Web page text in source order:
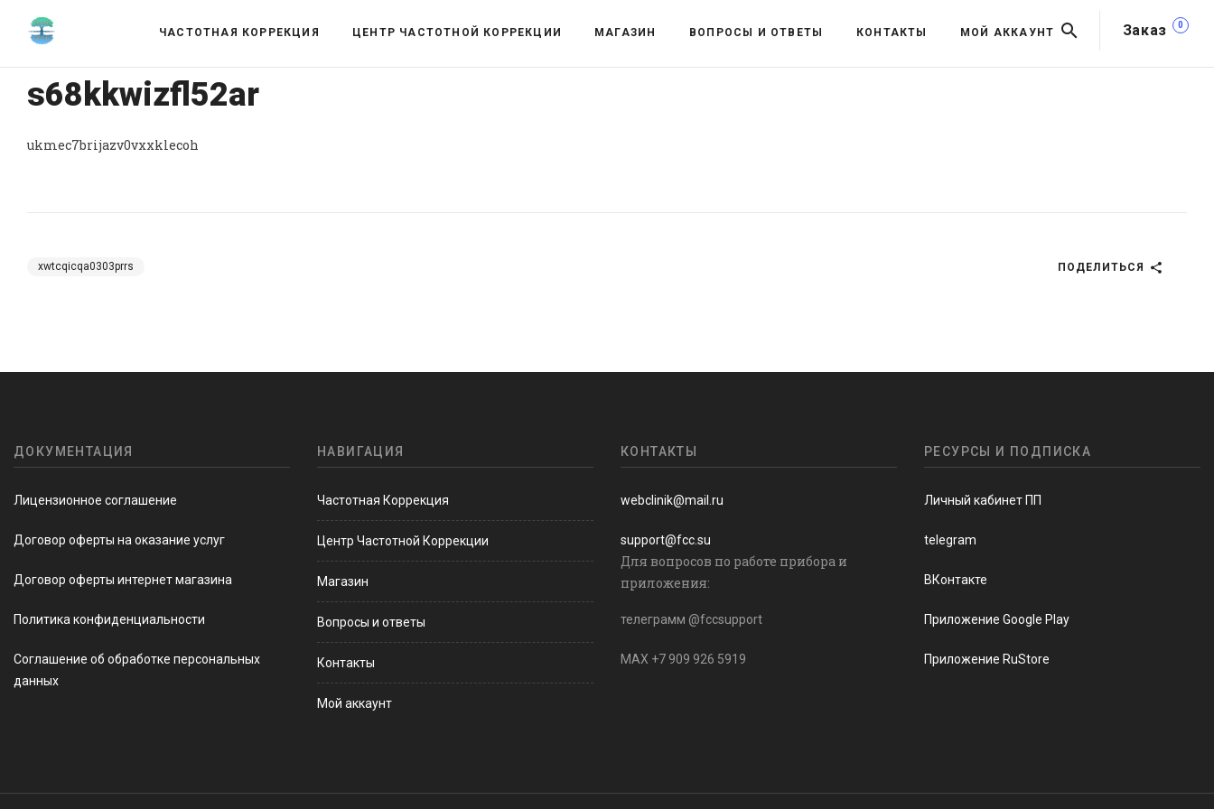
Заказ 0
ЧАСТОТНАЯ КОРРЕКЦИЯ ЦЕНТР ЧАСТОТНОЙ КОРРЕКЦИИ МАГАЗИН ВОПРОСЫ И ОТВЕТЫ КОНТАКТЫ МОЙ АККАУНТ
s68kkwizfl52ar
ukmec7brijazv0vxxklecoh
xwtcqicqa0303prrs ПОДЕЛИТЬСЯ
ДОКУМЕНТАЦИЯ
Лицензионное соглашение
Договор оферты на оказание услуг
Договор оферты интернет магазина
Политика конфиденциальности
Соглашение об обработке персональных
данных
НАВИГАЦИЯ
Частотная Коррекция
Центр Частотной Коррекции
Магазин
Вопросы и ответы
Контакты
Мой аккаунт
КОНТАКТЫ
webclinik@mail.ru
support@fcc.su
Для вопросов по работе прибора и
приложения:
телеграмм @fccsupport
MAX +7 909 926 5919
РЕСУРСЫ И ПОДПИСКА
Личный кабинет ПП
telegram
ВКонтакте
Приложение Google Play
Приложение RuStore